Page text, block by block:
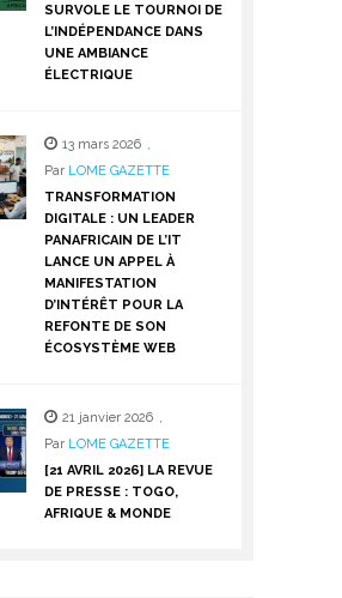
SURVOLE LE TOURNOI DE
L’INDÉPENDANCE DANS
UNE AMBIANCE
ÉLECTRIQUE
13 mars 2026 ,
Par LOME GAZETTE
TRANSFORMATION
DIGITALE : UN LEADER
PANAFRICAIN DE L’IT
LANCE UN APPEL À
MANIFESTATION
D’INTÉRÊT POUR LA
REFONTE DE SON
ÉCOSYSTÈME WEB
21 janvier 2026 ,
Par LOME GAZETTE
[21 AVRIL 2026] LA REVUE
DE PRESSE : TOGO,
AFRIQUE & MONDE